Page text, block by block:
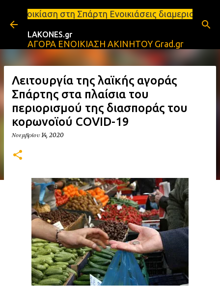
Μετάβαση στο κύριο περιεχόμενο
στη Σπάρτη Ενοικιάσεις διαμερισμάτων
LAKONES.gr
ΑΓΟΡΑ ΕΝΟΙΚΙΑΣΗ ΑΚΙΝΗΤΟΥ Grad.gr
Λειτουργία της λαϊκής αγοράς
Σπάρτης στα πλαίσια του
περιορισμού της διασποράς του
κορωνοϊού COVID-19
Νοεμβρίου 14, 2020